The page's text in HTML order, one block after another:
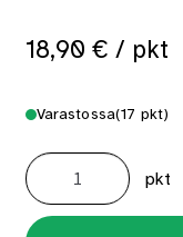
18,90 € / pkt
Varastossa(17 pkt)
39A41MC
41x3,9mm
Kipsiruuvi
määrä
pkt